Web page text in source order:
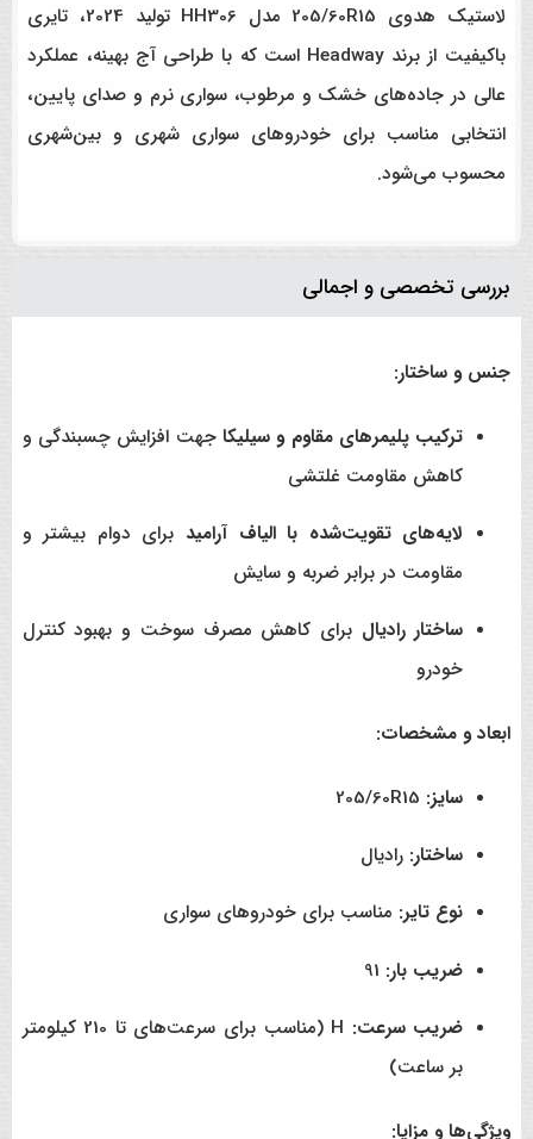
لاستیک هدوی 205/60R15 مدل HH306 تولید 2024، تایری
باکیفیت از برند Headway است که با طراحی آج بهینه، عملکرد
عالی در جاده‌های خشک و مرطوب، سواری نرم و صدای پایین،
انتخابی مناسب برای خودروهای سواری شهری و بین‌شهری
محسوب می‌شود.
بررسی تخصصی و اجمالی
جنس و ساختار:
ترکیب پلیمرهای مقاوم و سیلیکا جهت افزایش چسبندگی و
کاهش مقاومت غلتشی
لایه‌های تقویت‌شده با الیاف آرامید برای دوام بیشتر و
مقاومت در برابر ضربه و سایش
ساختار رادیال برای کاهش مصرف سوخت و بهبود کنترل
خودرو
ابعاد و مشخصات:
سایز:
ساختار: رادیال
نوع تایر: مناسب برای خودروهای سواری
ضریب بار:
ضریب سرعت:
H (مناسب برای سرعت‌های تا 210 کیلومتر
بر ساعت)
ویژگی‌ها و مزایا: